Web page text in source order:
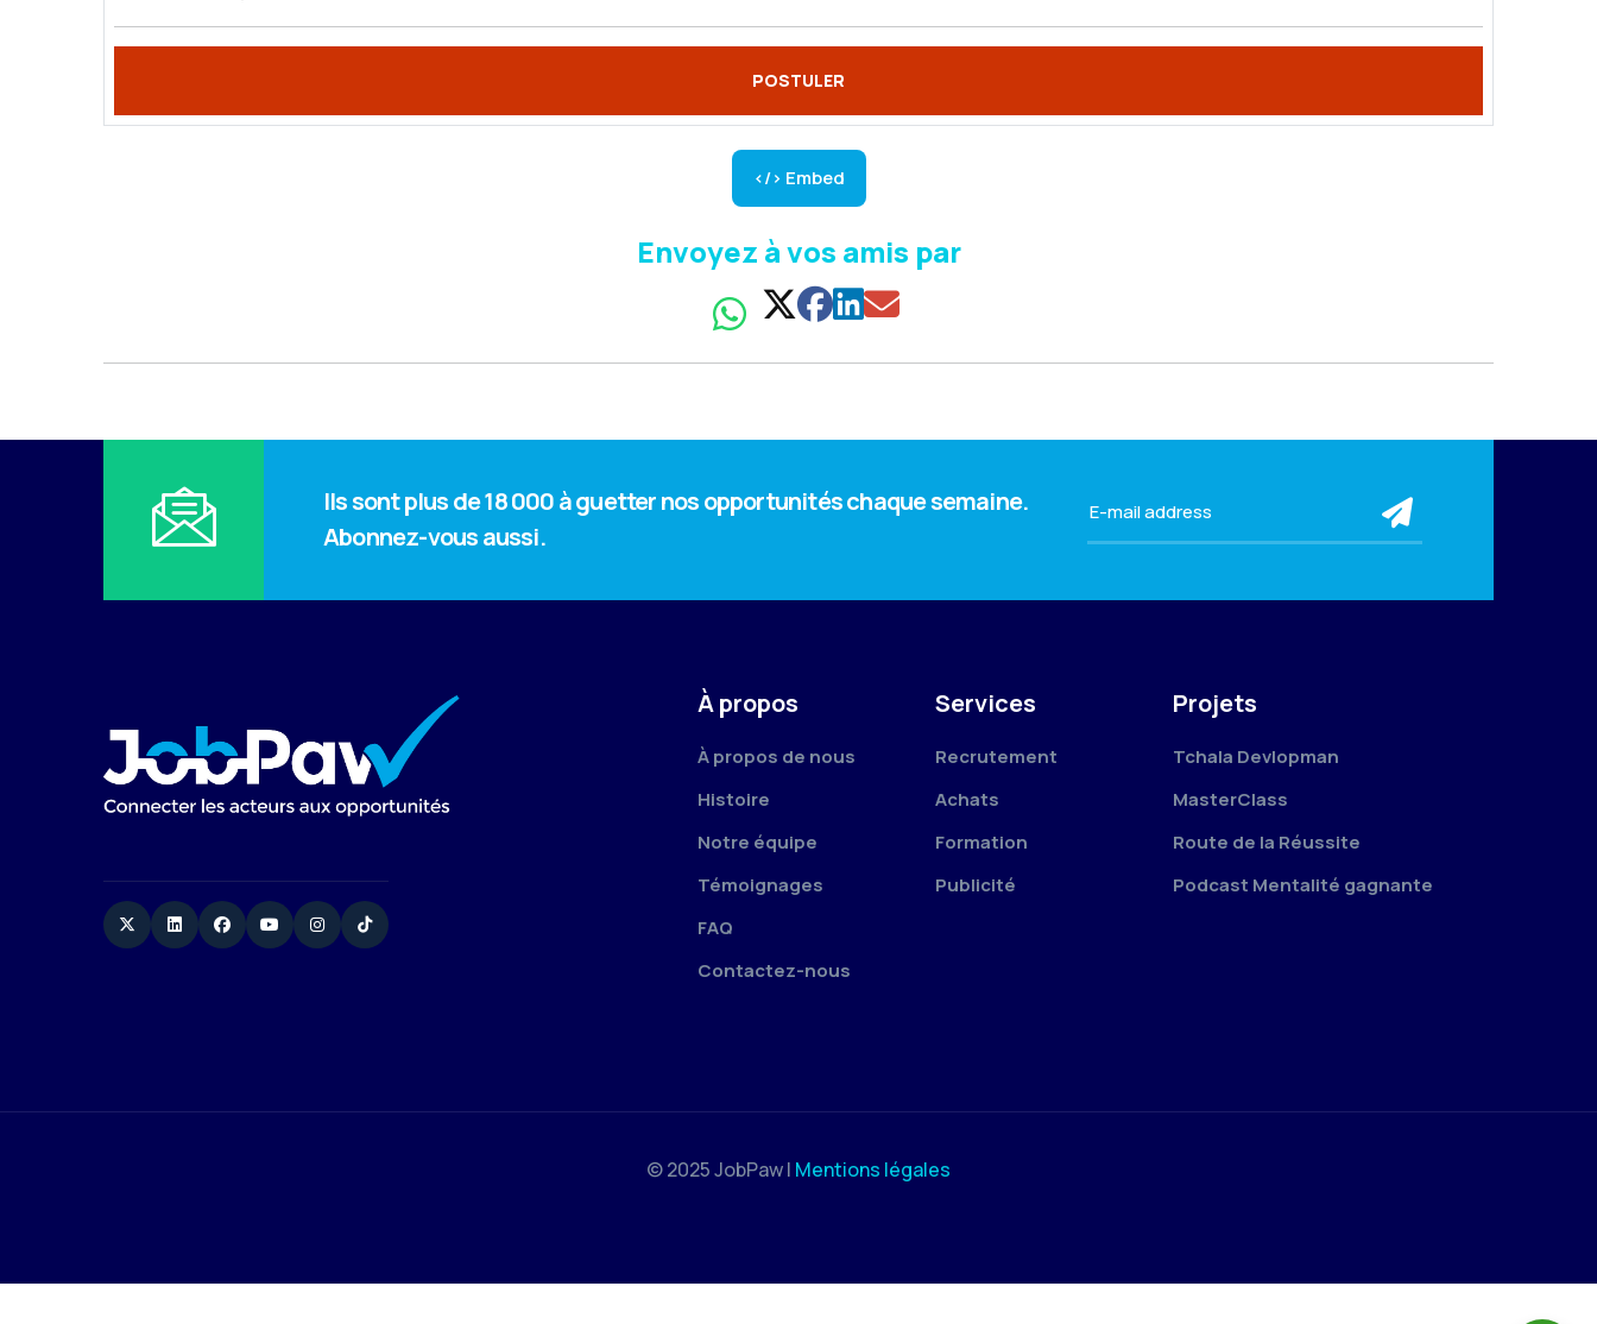
POSTULER
</> Embed
Envoyez à vos amis par
Ils sont plus de 18 000 à guetter nos opportunités chaque semaine.
Abonnez-vous aussi.
submit
TwitterLinkedinFacebookYouTubeInstagram
TikTok
À propos
À propos de nous
Histoire
Notre équipe
Témoignages
FAQ
Contactez-nous
Services
Recrutement
Achats
Formation
Publicité
Projets
Tchala Devlopman
MasterClass
Route de la Réussite
Podcast Mentalité gagnante
© 2025 JobPaw | Mentions légales